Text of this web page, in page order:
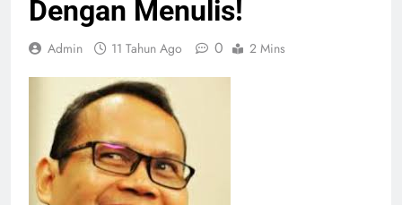
Dengan Menulis!
Admin 11 Tahun Ago 0 2 Mins